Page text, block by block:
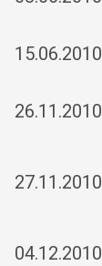
15.06.2010
26.11.2010
27.11.2010
04.12.2010